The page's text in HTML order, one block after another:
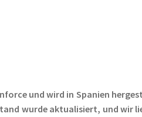
und wird in Spanien
wurde aktualisiert, und wir